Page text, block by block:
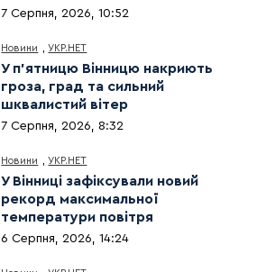
7 Серпня, 2026, 10:52
Новини ,УКР.НЕТ
У п’ятницю Вінницю накриють
гроза, град та сильний
шквалистий вітер
7 Серпня, 2026, 8:32
Новини ,УКР.НЕТ
У Вінниці зафіксували новий
рекорд максимальної
температури повітря
6 Серпня, 2026, 14:24